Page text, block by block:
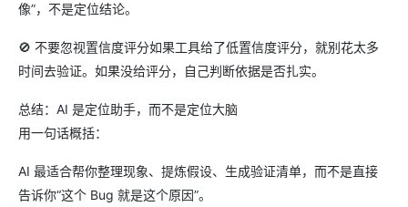
像”，不是定位结论。
🚫 不要忽视置信度评分如果工具给了低置信度评分，就别花太多
时间去验证。如果没给评分，自己判断依据是否扎实。
总结：AI 是定位助手，而不是定位大脑
用一句话概括：
AI 最适合帮你整理现象、提炼假设、生成验证清单，而不是直接
告诉你“这个 Bug 就是这个原因”。